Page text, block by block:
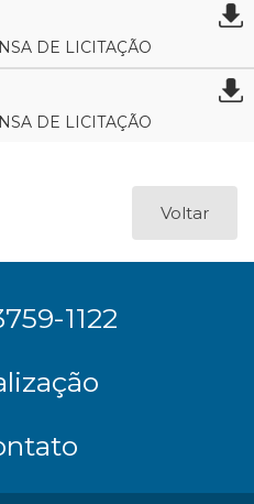
DE LICITAÇÃO
DE LICITAÇÃO
Voltar
1122